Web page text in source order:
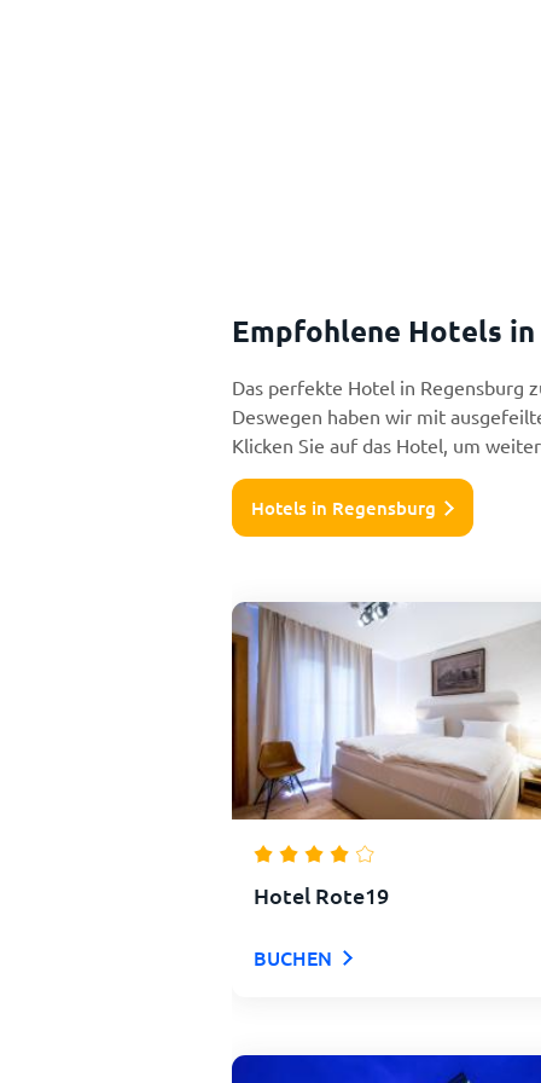
Empfohlene Hotels in
Das perfekte Hotel in Regensburg
Deswegen haben wir mit
Klicken Sie auf das Hotel, um
Hotels in Regensburg
Hotel Rote19
BUCHEN